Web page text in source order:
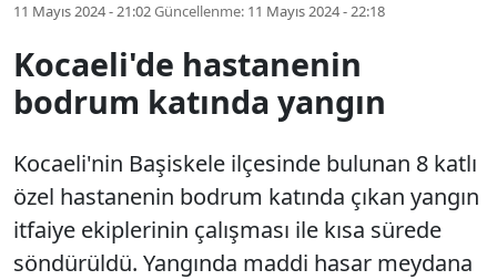
11 Mayıs 2024 - 21:02Güncellenme: 11 Mayıs 2024 - 22:18
Kocaeli'de hastanenin
bodrum katında yangın
Kocaeli'nin Başiskele ilçesinde bulunan 8 katlı
özel hastanenin bodrum katında çıkan yangın
itfaiye ekiplerinin çalışması ile kısa sürede
söndürüldü. Yangında maddi hasar meydana